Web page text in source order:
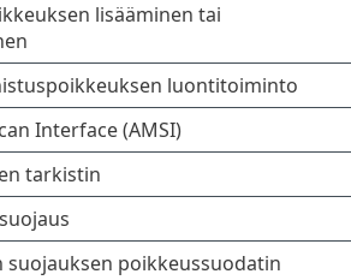
lisääminen tai
luontitoiminto
Interface (AMSI)
tarkistin
suojauksen poikkeussuodatin